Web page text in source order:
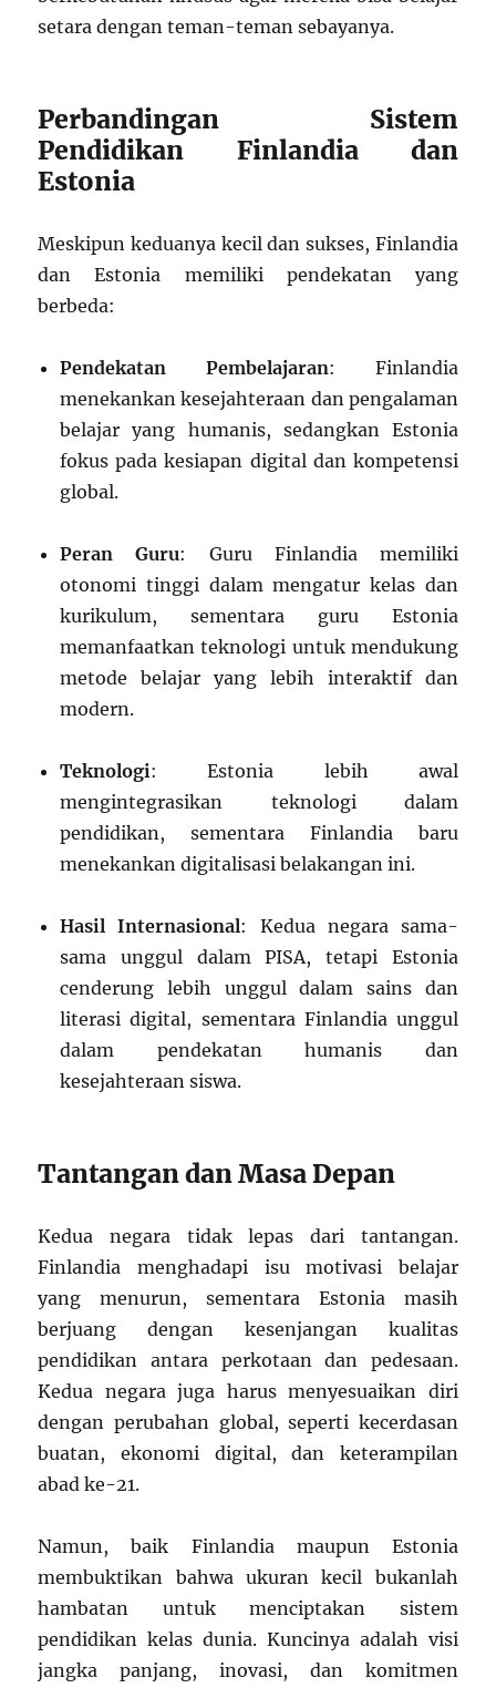
setara dengan teman-teman sebayanya.
Perbandingan Sistem
Pendidikan Finlandia dan
Estonia
Meskipun keduanya kecil dan sukses, Finlandia
dan Estonia memiliki pendekatan yang
berbeda:
Pendekatan Pembelajaran: Finlandia
menekankan kesejahteraan dan pengalaman
belajar yang humanis, sedangkan Estonia
fokus pada kesiapan digital dan kompetensi
global.
Peran Guru: Guru Finlandia memiliki
otonomi tinggi dalam mengatur kelas dan
kurikulum, sementara guru Estonia
memanfaatkan teknologi untuk mendukung
metode belajar yang lebih interaktif dan
modern.
Teknologi: Estonia lebih awal
mengintegrasikan teknologi dalam
pendidikan, sementara Finlandia baru
menekankan digitalisasi belakangan ini.
Hasil Internasional: Kedua negara sama-
sama unggul dalam PISA, tetapi Estonia
cenderung lebih unggul dalam sains dan
literasi digital, sementara Finlandia unggul
dalam pendekatan humanis dan
kesejahteraan siswa.
Tantangan dan Masa Depan
Kedua negara tidak lepas dari tantangan.
Finlandia menghadapi isu motivasi belajar
yang menurun, sementara Estonia masih
berjuang dengan kesenjangan kualitas
pendidikan antara perkotaan dan pedesaan.
Kedua negara juga harus menyesuaikan diri
dengan perubahan global, seperti kecerdasan
buatan, ekonomi digital, dan keterampilan
abad ke-21.
Namun, baik Finlandia maupun Estonia
membuktikan bahwa ukuran kecil bukanlah
hambatan untuk menciptakan sistem
pendidikan kelas dunia. Kuncinya adalah visi
jangka panjang, inovasi, dan komitmen